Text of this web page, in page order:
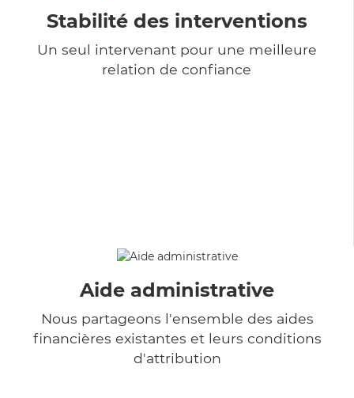
Stabilité des interventions
Un seul intervenant pour une meilleure
relation de confiance
Aide administrative
Nous partageons l'ensemble des aides
financières existantes et leurs conditions
d'attribution